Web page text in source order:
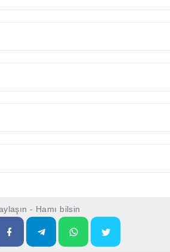
- Hamı bilsin